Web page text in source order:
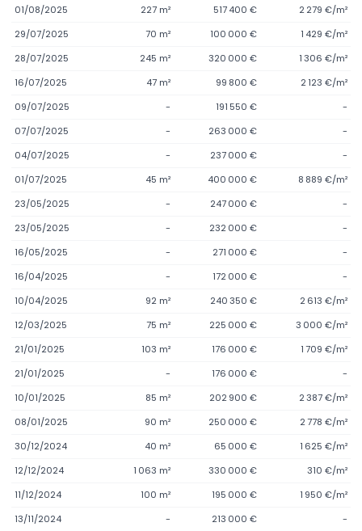
01/08/2025
227 m² 517 400 €
2 279 €/m²
29/07/2025
70 m² 100 000 €
1 429 €/m²
28/07/2025
245 m² 320 000 €
1 306 €/m²
16/07/2025
47 m² 99 800 €
2 123 €/m²
09/07/2025
- 191 550 €
-
07/07/2025
- 263 000 €
-
04/07/2025
- 237 000 €
-
01/07/2025
45 m² 400 000 €
8 889 €/m²
23/05/2025
- 247 000 €
-
23/05/2025
- 232 000 €
-
16/05/2025
- 271 000 €
-
16/04/2025
- 172 000 €
-
10/04/2025
92 m² 240 350 €
2 613 €/m²
12/03/2025
75 m² 225 000 €
3 000 €/m²
21/01/2025
103 m² 176 000 €
1 709 €/m²
21/01/2025
- 176 000 €
-
10/01/2025
85 m² 202 900 €
2 387 €/m²
08/01/2025
90 m² 250 000 €
2 778 €/m²
30/12/2024
40 m² 65 000 €
1 625 €/m²
12/12/2024
1 063 m² 330 000 €
310 €/m²
11/12/2024
100 m² 195 000 €
1 950 €/m²
13/11/2024
- 213 000 €
-